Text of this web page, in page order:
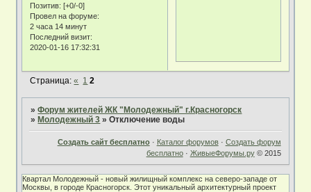
Позитив: [+0/-0]
Провел на форуме:
2 часа 14 минут
Последний визит:
2020-01-16 17:32:31
Страница:« 1 2
»Форум жителей ЖК "Молодежный" г.Красногорск
» Молодежный 3 »Отключение воды
Создать сайт бесплатно· Каталог форумов· Создать форум
бесплатно· ЖивыеФорумы.ру© 2015
Квартал Молодежный - новый жилищный комплекс на северо-западе от
Москвы, в городе Красногорск. Этот уникальный архитектурный проект